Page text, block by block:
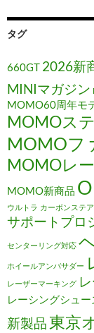
タグ
660GT 2026新
MINIマガジン
MOMO60周年モ
MOMOス
MOMOフ
MOMOレ
MOMO新商品
ウルトラ カーボンステ
サポートプロ
センターリング対応
ホイールアンバサダー
レーザーマーキング
レーシングシュー
新製品 東京